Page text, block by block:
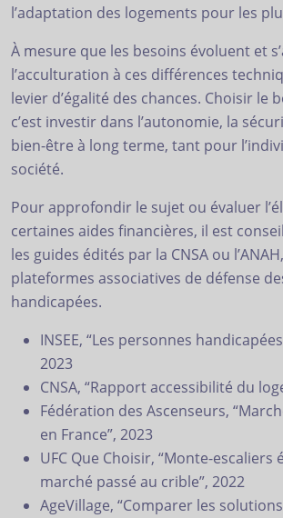
l’adaptation des logements pour les
À mesure que les besoins évoluent et
l’acculturation à ces différences
levier d’égalité des chances. Choisir le
c’est investir dans l’autonomie, la
bien-être à long terme, tant pour
société.
Pour approfondir le sujet ou évaluer
certaines aides financières, il est
les guides édités par la CNSA ou
plateformes associatives de défense
handicapées.
INSEE, “Les personnes
2023
CNSA, “Rapport accessibilité du
Fédération des Ascenseurs,
en France”, 2023
UFC Que Choisir, “Monte-escaliers
marché passé au crible”, 2022
AgeVillage, “Comparer les